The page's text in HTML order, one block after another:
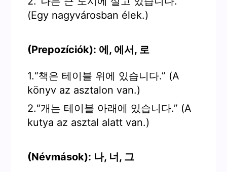
(Egy nagyvárosban élek.)
(Prepozíciók): 에, 에서, 로
1.“책은 테이블 위에 있습니다.” (A
könyv az asztalon van.)
2.“개는 테이블 아래에 있습니다.” (A
kutya az asztal alatt van.)
(Névmások): 나, 너, 그